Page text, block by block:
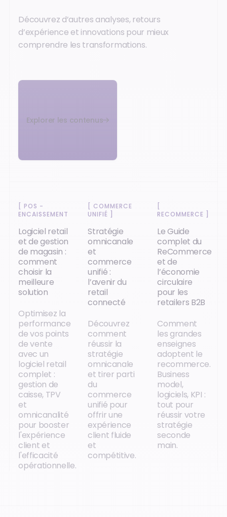
Découvrez d’autres analyses, retours
d’expérience et innovations pour mieux
comprendre les transformations.
Explorer les contenus
[POS -
ENCAISSEMENT
Logiciel retail
et de gestion
de magasin :
comment
choisir la
meilleure
solution
Optimisez la
performance
de vos points
de vente
avec un
logiciel retail
complet :
gestion de
caisse, TPV
et
omnicanalité
pour booster
l'expérience
client et
l'efficacité
opérationnelle.
COMMERCE
UNIFIÉ
Stratégie
omnicanale
et
commerce
unifié :
l’avenir du
retail
connecté
Découvrez
comment
réussir la
stratégie
omnicanale
et tirer parti
du
commerce
unifié pour
offrir une
expérience
client fluide
et
compétitive.
RECOMMERCE
Le Guide
complet du
ReCommerce
et de
l’économie
circulaire
pour les
retailers B2B
Comment
les grandes
enseignes
adoptent le
recommerce.
Business
model,
logiciels, KPI :
tout pour
réussir votre
stratégie
seconde
main.